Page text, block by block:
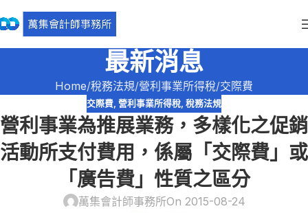
最新消息
Home 稅務法規 營利事業所得稅 交際費
交際費, 營利事業所得稅, 稅務法規
營利事業為推展業務，多樣化之促銷
活動所支付費用，係屬「交際費」或
「廣告費」性質之區分
萬集會計師事務所On 2015-08-24